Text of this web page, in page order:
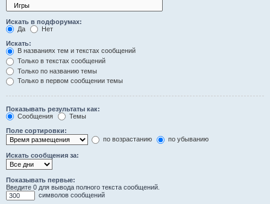
Искать в подфорумах:
Да
Нет
Искать:
В названиях тем и текстах сообщений
Только в текстах сообщений
Только по названию темы
Только в первом сообщении темы
Показывать результаты как:
Сообщения
Темы
Поле сортировки:
по возрастанию
по убыванию
Искать сообщения за:
Показывать первые:
Введите 0 для вывода полного текста сообщений.
символов сообщений